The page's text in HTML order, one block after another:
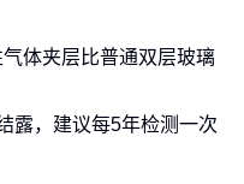
气体夹层比普通双层玻璃
露，建议每5年检测一次